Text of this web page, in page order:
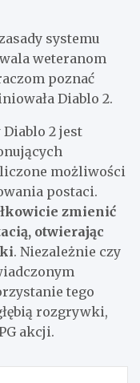
systemu
weteranom
poznać
Diablo 2.
2 jest
możliwości
postaci.
zmienić
otwierając
. Niezależnie czy
tego
rozgrywki,
akcji.